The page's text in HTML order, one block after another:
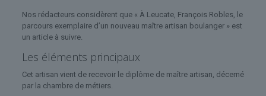
Nos rédacteurs considèrent que « À Leucate, François Robles, le
parcours exemplaire d’un nouveau maître artisan boulanger » est
un article à suivre.
Les éléments principaux
Cet artisan vient de recevoir le diplôme de maître artisan, décerné
par la chambre de métiers.